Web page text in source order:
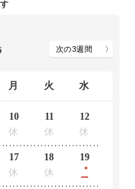
です
ますか？
月 火 水
10
休
11
休
12
休
17
休
18
休
19